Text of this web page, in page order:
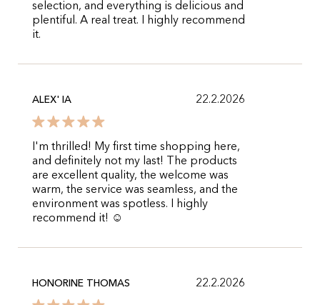
selection, and everything is delicious and
plentiful. A real treat. I highly recommend
it.
ALEX' IA 22.2.2026
I'm thrilled! My first time shopping here,
and definitely not my last! The products
are excellent quality, the welcome was
warm, the service was seamless, and the
environment was spotless. I highly
recommend it! ☺️
HONORINE THOMAS 22.2.2026